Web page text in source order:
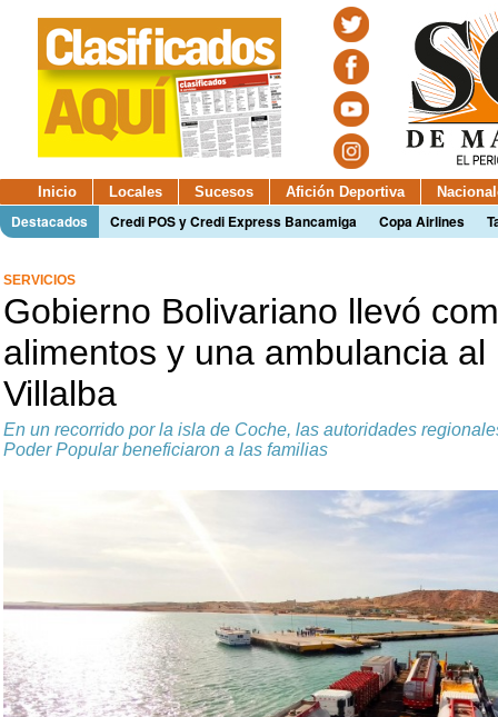
Inicio Locales Sucesos Afición Deportiva
Destacados Credi POS y Credi Express Bancamiga Copa Airlines
SERVICIOS
Gobierno Bolivariano llevó
alimentos y una ambulancia al
Villalba
En un recorrido por la isla de Coche, las autoridades
Poder Popular beneficiaron a las familias